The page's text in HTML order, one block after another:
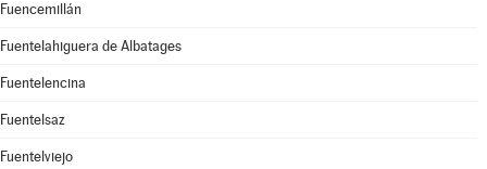
Fuencemillán
Fuentelahiguera de Albatages
Fuentelencina
Fuentelsaz
Fuentelviejo